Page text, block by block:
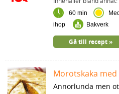
60 min
ihop
Bakverk
Gå till recept
Morotskaka
Annorlunda men